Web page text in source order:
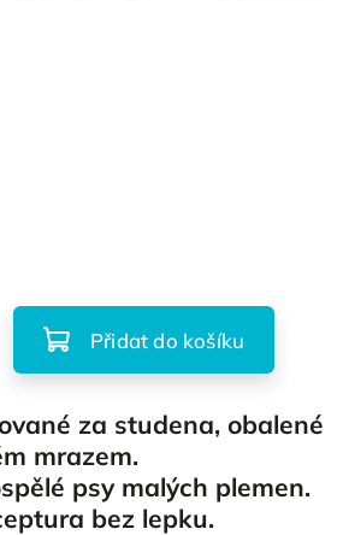
Přidat do košíku
za studena, obalené
mrazem.
psy malých plemen.
bez lepku.